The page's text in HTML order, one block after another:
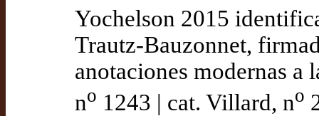
Yochelson 2015
Trautz-Bauzonnet,
anotaciones modernas a
no 1243 | cat. Villard, no